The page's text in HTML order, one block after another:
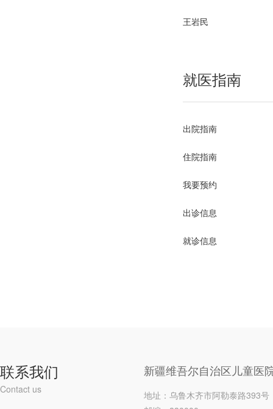
王岩民
就医指南
出院指南
住院指南
我要预约
出诊信息
就诊信息
联系我们
Contact us
新疆维吾尔自治区儿童医
地址：乌鲁木齐市阿勒泰路393号